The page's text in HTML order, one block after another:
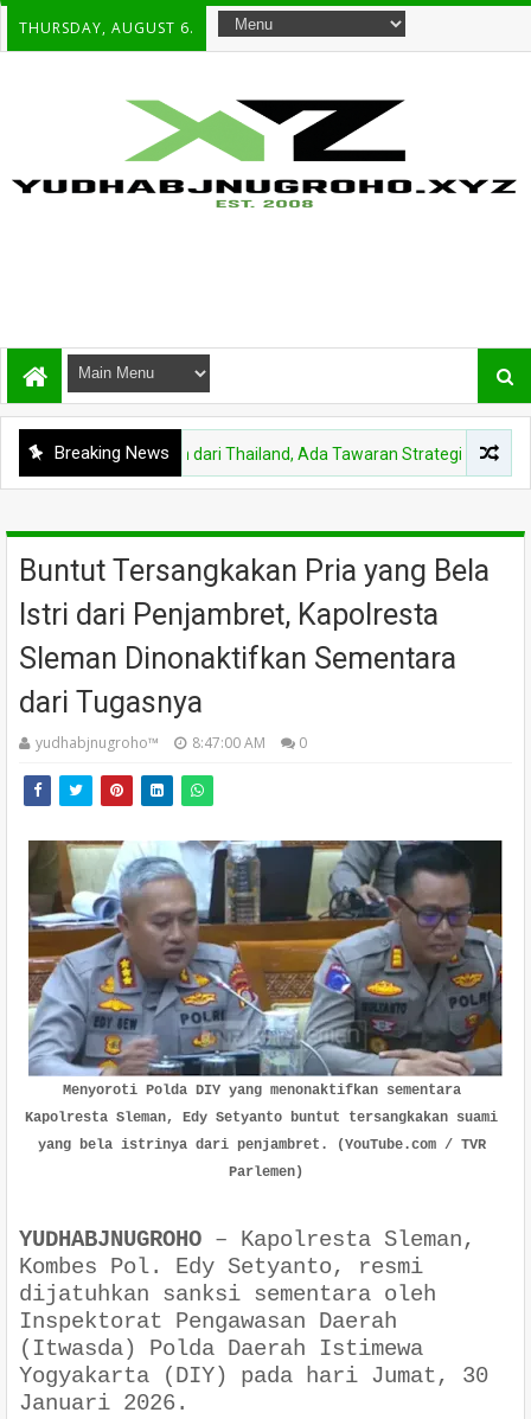
THURSDAY, AUGUST 6.
Breaking News
Kehormatan dari Thailand, Ada Tawaran Strategis untuk TNI yang
Buntut Tersangkakan Pria yang Bela
Istri dari Penjambret, Kapolresta
Sleman Dinonaktifkan Sementara
dari Tugasnya
yudhabjnugroho™️ 8:47:00 AM 0
Menyoroti Polda DIY yang menonaktifkan sementara
Kapolresta Sleman, Edy Setyanto buntut tersangkakan suami
yang bela istrinya dari penjambret. (YouTube.com / TVR
Parlemen)
YUDHABJNUGROHO – Kapolresta Sleman,
Kombes Pol. Edy Setyanto, resmi
dijatuhkan sanksi sementara oleh
Inspektorat Pengawasan Daerah
(Itwasda) Polda Daerah Istimewa
Yogyakarta (DIY) pada hari Jumat, 30
Januari 2026.